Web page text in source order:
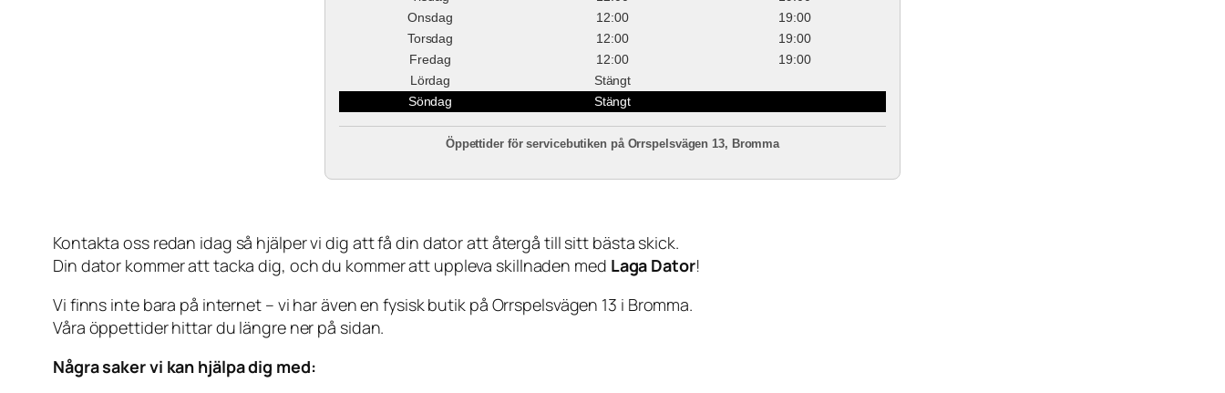
Onsdag
12:00
19:00
Torsdag
12:00
19:00
Fredag
12:00
19:00
Lördag
Stängt
Söndag
Stängt
Öppettider för servicebutiken på Orrspelsvägen 13, Bromma
Kontakta oss redan idag så hjälper vi dig att få din dator att återgå till sitt bästa skick.
Din dator kommer att tacka dig, och du kommer att uppleva skillnaden med Laga Dator!
Vi finns inte bara på internet – vi har även en fysisk butik på Orrspelsvägen 13 i Bromma.
Våra öppettider hittar du längre ner på sidan.
Några saker vi kan hjälpa dig med: